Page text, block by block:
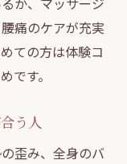
痛のケアが充実
ての方は体験コ
です。
う人
歪み、全身のバ